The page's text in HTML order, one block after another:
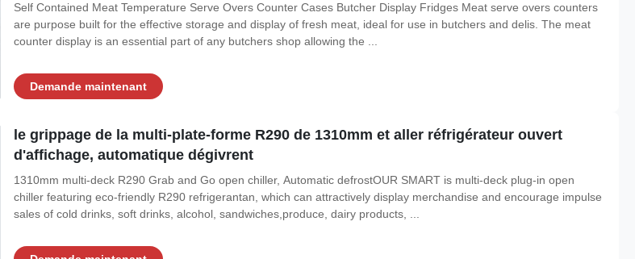
Self Contained Meat Temperature Serve Overs Counter Cases Butcher Display Fridges Meat serve overs counters
are purpose built for the effective storage and display of fresh meat, ideal for use in butchers and delis. The meat
counter display is an essential part of any butchers shop allowing the ...
Demande maintenant
le grippage de la multi-plate-forme R290 de 1310mm et aller réfrigérateur ouvert
d'affichage, automatique dégivrent
1310mm multi-deck R290 Grab and Go open chiller, Automatic defrostOUR SMART is multi-deck plug-in open
chiller featuring eco-friendly R290 refrigerantan, which can attractively display merchandise and encourage impulse
sales of cold drinks, soft drinks, alcohol, sandwiches,produce, dairy products, ...